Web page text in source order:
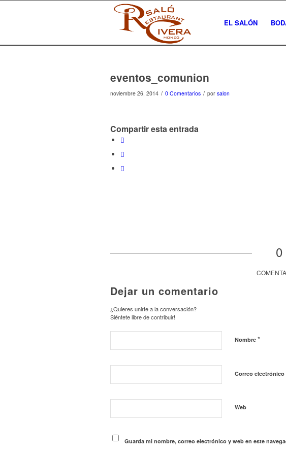
EL SALÓN
eventos_comunion
noviembre 26, 2014 / 0 Comentarios / por salon
Compartir esta entrada
0
Dejar un comentario
¿Quieres unirte a la conversación?
Siéntete libre de contribuir!
Nombre *
Correo electrónico
Web
Guarda mi nombre, correo electrónico y web en este